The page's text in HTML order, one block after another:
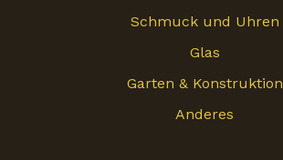
Schmuck und Uhren
Glas
Garten & Konstruktion
Anderes